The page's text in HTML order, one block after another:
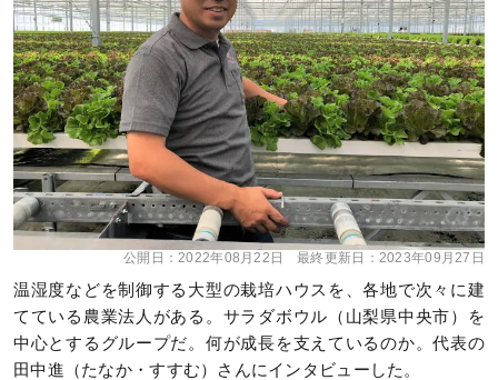
公開日：2022年08月22日 最終更新日： 2023年09月27日
温湿度などを制御する大型の栽培ハウスを、各地で次々に建
てている農業法人がある。サラダボウル（山梨県中央市）を
中心とするグループだ。何が成長を支えているのか。代表の
田中進（たなか・すすむ）さんにインタビューした。